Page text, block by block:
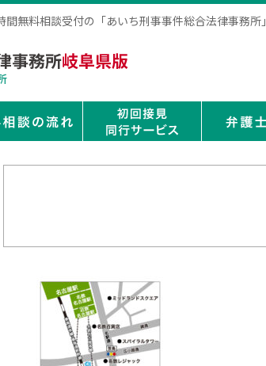
無料相談受付の「あいち刑事事件総合法律事務所」